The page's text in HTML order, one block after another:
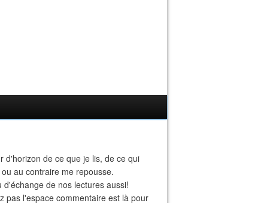
d'horizon de ce que je lis, de ce qui
au contraire me repousse.
d'échange de nos lectures aussi!
pas l'espace commentaire est là pour